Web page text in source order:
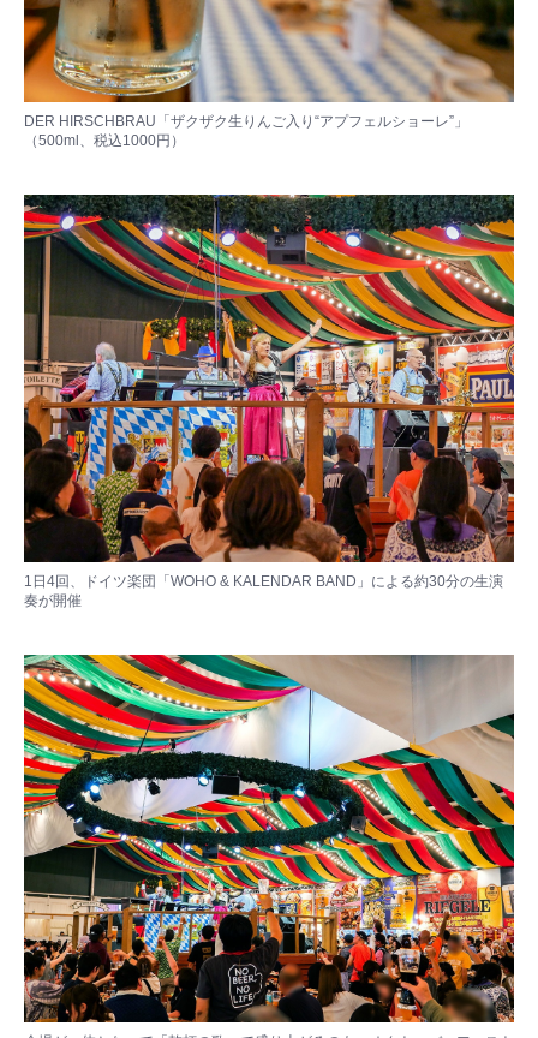
DER HIRSCHBRAU「ザクザク生りんご入り“アプフェルショーレ”」
（500ml、税込1000円）
1日4回、ドイツ楽団「WOHO & KALENDAR BAND」による約30分の生演
奏が開催